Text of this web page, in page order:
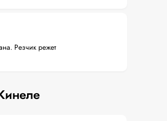
Резчик режет